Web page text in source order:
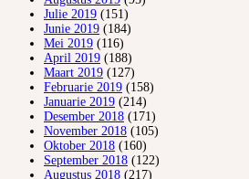
Julie 2019 (151)
Junie 2019 (184)
Mei 2019 (116)
April 2019 (188)
Maart 2019 (127)
Februarie 2019 (158)
Januarie 2019 (214)
Desember 2018 (171)
November 2018 (105)
Oktober 2018 (160)
September 2018 (122)
Augustus 2018 (217)